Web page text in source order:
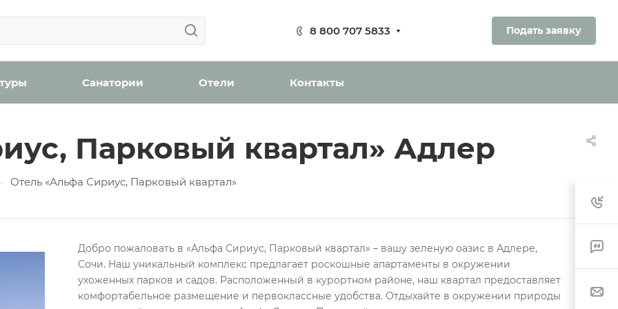
8 800 707 5833 Подать заявку
Санатории Отели Контакты
Парковый квартал» Адлер
Отель «Альфа Сириус, Парковый квартал»
время с вами свяжется менеджер отдела бронирования.
Проверьте, верно ли указан номер телефона для связи
Отправить
Мы уведомим вас, когда появятся места в наличии.
Добро пожаловать в «Альфа Сириус, Парковый квартал» – вашу зеленую оазис в Адлере,
Сочи. Наш уникальный комплекс предлагает роскошные апартаменты в окружении
ухоженных парков и садов. Расположенный в курортном районе, наш квартал предоставляет
комфортабельное размещение и первоклассные удобства. Отдыхайте в окружении природы
персональных данных
Забронировать номер